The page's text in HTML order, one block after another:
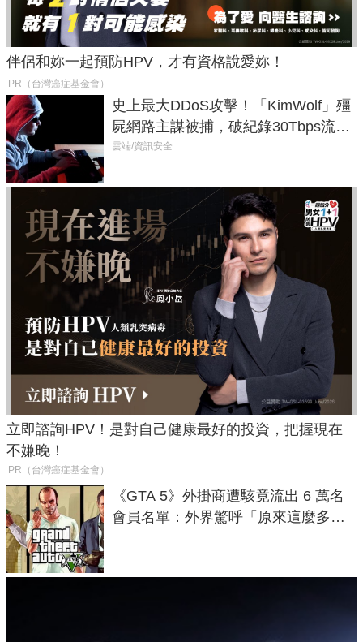
伴侶和妳一起預防HPV，才有資格說愛妳！
PR（台灣癌症基金會）
史上最大DDoS攻擊！「KimWolf」殭
屍網路主謀被捕，破紀錄30Tbps流量
癱瘓全球！
雲端/資訊安全
立即諮詢HPV！是對自己健康最好的投資，把握現在
不嫌晚！
PR（台灣癌症基金會）
《GTA 5》外掛商遭駭竟流出 6 萬名
會員名單：外界驚呼「原來這麼多人